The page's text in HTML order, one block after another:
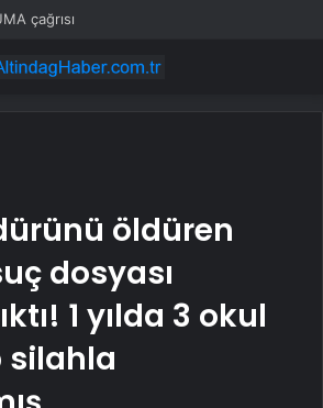
renkli etkinlik
öldüren
dosyası
1 yılda 3 okul
silahla